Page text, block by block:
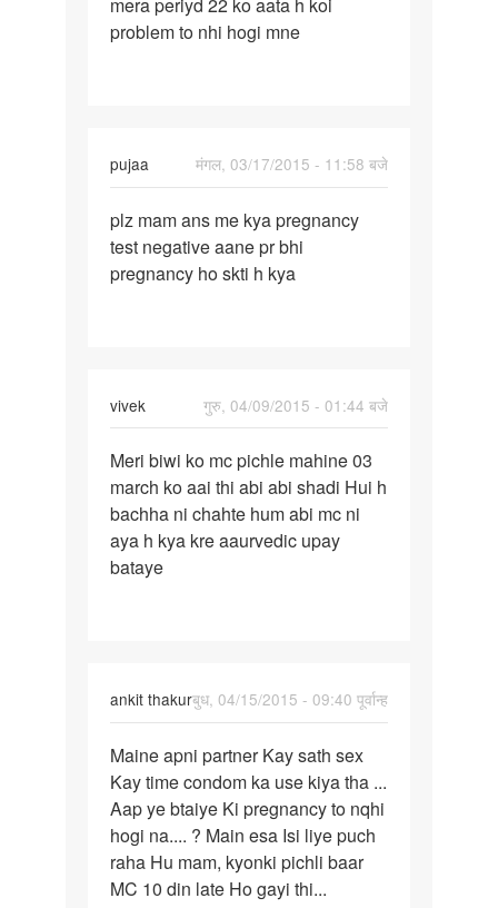
pehle
pregnancy
mera periyd 22 ko aata h koi
problem to nhi hogi mne
pujaa
मंगल, 03/17/2015 - 11:58 बजे
plz
mam
ans
plz mam ans me kya pregnancy
test negative aane pr bhi
pregnancy ho skti h kya
vivek
गुरु, 04/09/2015 - 01:44 बजे
Meri
biwi
ko
mc
pichle
Meri biwi ko mc pichle mahine 03
march ko aai thi abi abi shadi Hui h
bachha ni chahte hum abi mc ni
aya h kya kre aaurvedic upay
bataye
ankit thakurबुध, 04/15/2015 - 09:40 पूर्वान्ह
Maine
apni
partner
Kay
sath
Maine apni partner Kay sath sex
Kay time condom ka use kiya tha ...
Aap ye btaiye Ki pregnancy to nqhi
hogi na.... ? Main esa Isi liye puch
raha Hu mam, kyonki pichli baar
MC 10 din late Ho gayi thi...